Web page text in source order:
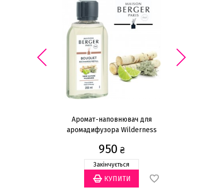
Аромат-наповнювач для
аромадифузора Wilderness
950 ₴
Закінчується